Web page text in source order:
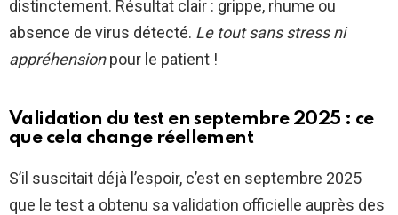
distinctement. Résultat clair : grippe, rhume ou
absence de virus détecté. Le tout sans stress ni
appréhensionpour le patient !
Validation du test en septembre 2025 : ce
que cela change réellement
S’il suscitait déjà l’espoir, c’est en septembre 2025
que le test a obtenu sa validation officielle auprès des